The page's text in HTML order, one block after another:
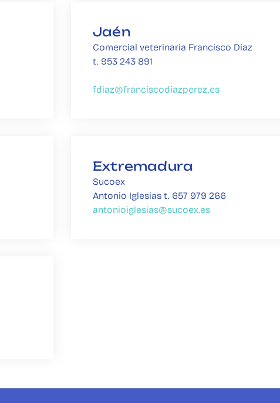
Jaén
Comercial veterinaria Francisco Diaz
t. 953 243 891
fdiaz@franciscodiazperez.es
Extremadura
Sucoex
Antonio Iglesias t. 657 979 266
antonioiglesias@sucoex.es